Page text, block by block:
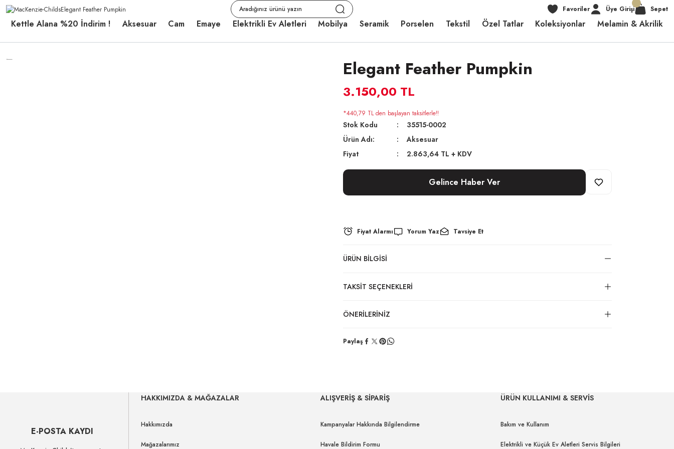
Favoriler Üye Girişi Sepet
Kettle Alana %20 İndirim ! Aksesuar Cam Emaye Elektrikli Ev Aletleri Mobilya Seramik Porselen Tekstil Özel Tatlar Koleksiyonlar Melamin & Akrilik
Elegant Feather Pumpkin
3.150,00 TL
*440,79 TL den başlayan taksitlerle!!
Stok Kodu
35515-0002
Ürün Adı:
Aksesuar
Fiyat
2.863,64 TL + KDV
Gelince Haber Ver
Fiyat Alarmı Yorum Yaz Tavsiye Et
ÜRÜN BILGISI
TAKSIT SEÇENEKLERI
ÖNERILERINIZ
Paylaş
E-POSTA KAYDI
HAKKIMIZDA & MAĞAZALAR
Hakkımızda
Mağazalarımız
ALIŞVERİŞ & SİPARİŞ
Kampanyalar Hakkında Bilgilendirme
Havale Bildirim Formu
ÜRÜN KULLANIMI & SERVİS
Bakım ve Kullanım
Elektrikli ve Küçük Ev Aletleri Servis Bilgileri